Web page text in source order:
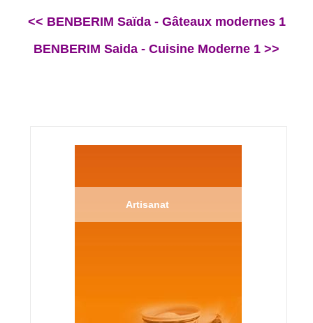
<< BENBERIM Saïda - Gâteaux modernes 1
BENBERIM Saida - Cuisine Moderne 1 >>
Artisanat